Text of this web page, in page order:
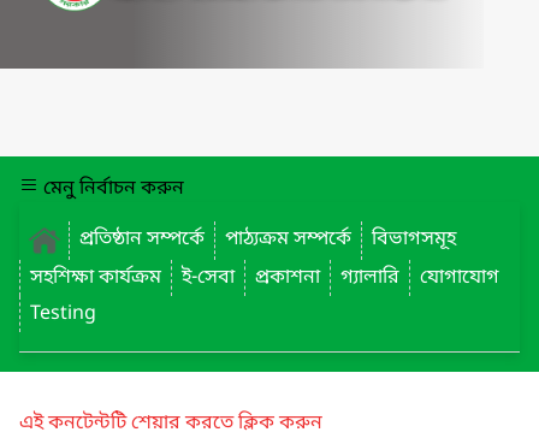
মেনু নির্বাচন করুন
প্রতিষ্ঠান সম্পর্কে
পাঠ্যক্রম সম্পর্কে
বিভাগসমূহ
সহশিক্ষা কার্যক্রম
ই-সেবা প্রকাশনা গ্যালারি
যোগাযোগ
Testing
এই কনটেন্টটি শেয়ার করতে ক্লিক করুন